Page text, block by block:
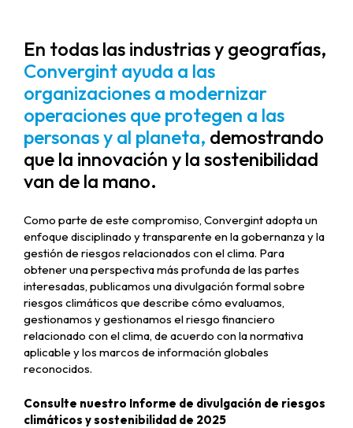
En todas las industrias y geografías,
Convergint ayuda a las
organizaciones a modernizar
operaciones que protegen a las
personas y al planeta, demostrando
que la innovación y la sostenibilidad
van de la mano.
Como parte de este compromiso, Convergint adopta un
enfoque disciplinado y transparente en la gobernanza y la
gestión de riesgos relacionados con el clima. Para
obtener una perspectiva más profunda de las partes
interesadas, publicamos una divulgación formal sobre
riesgos climáticos que describe cómo evaluamos,
gestionamos y gestionamos el riesgo financiero
relacionado con el clima, de acuerdo con la normativa
aplicable y los marcos de información globales
reconocidos.
Consulte nuestro Informe de divulgación de riesgos
climáticos y sostenibilidad de 2025